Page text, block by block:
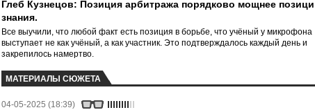
Глеб Кузнецов: Позиция арбитража порядково мощнее
знания.
Все выучили, что любой факт есть позиция в борьбе, что учёный у микрофона
выступает не как учёный, а как участник. Это подтверждалось каждый день и
закрепилось намертво.
МАТЕРИАЛЫ СЮЖЕТА
04-05-2025 (18:39)